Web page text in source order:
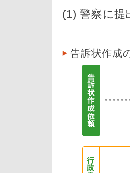
(1) 警察に提
告訴状作成